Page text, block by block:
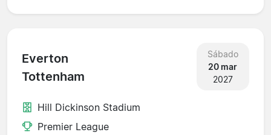
Everton
Tottenham
Sábado
20 mar
2027
Hill Dickinson Stadium
Premier League